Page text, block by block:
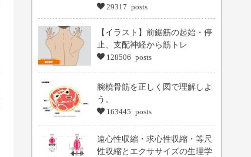
29317 posts
【イラスト】前鋸筋の起始・停
止、支配神経から筋トレ
128506 posts
腕橈骨筋を正しく図で理解しよ
う。
163445 posts
遠心性収縮・求心性収縮・等尺
性収縮とエクササイズの生理学